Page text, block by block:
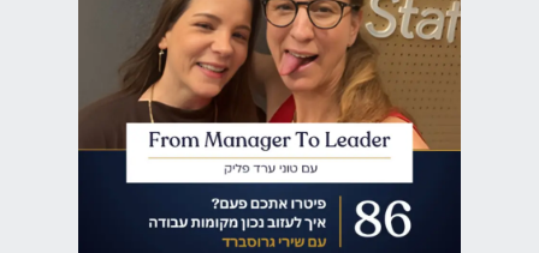
כעובדות, וגם מה אנחנו יכולות לעשות כמנהלות
וכמנהלים, כדי לעזור לעובדים שלנו לסיים בטוב
בסוף, בתוך השלולית הישראלית הקטנה, ממש
כדאי לנו לנהל את התהליך הזה בטוב, ותתפלו,
זה ממש אפשרי, וזה לגמרי שלנו. אז שירי היא קו
פאונדרית של GCMO ועשת מיתוג מעסיק, ופעם
אפילו עבדנו ביחד, עשינו איזה כיף חילוף של
חודש וחצי או חודשיים, באחד ממקומות
העבודה, ושם נוצר… מפטר טאפים המגניבים.